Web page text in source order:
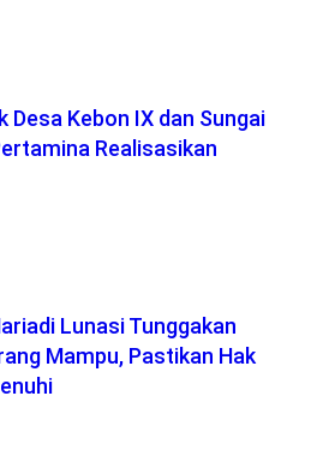
Desa Kebon IX dan Sungai
Realisasikan
Lunasi Tunggakan
Mampu, Pastikan Hak